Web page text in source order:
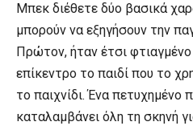
Μπεκ διέθετε δύο βασικά
μπορούν να εξηγήσουν την
Πρώτον, ήταν έτσι
επίκεντρο το παιδί που το
το παιχνίδι. Ένα πετυχημένο
καταλαμβάνει όλη τη σκηνή